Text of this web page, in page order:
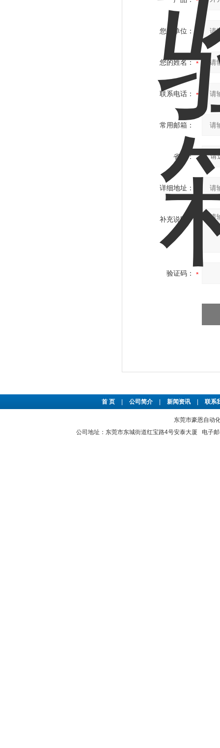
您的单位：
您的姓名：
联系电话：
常用邮箱：
省份：
详细地址：
补充说明：
验证码：
首 页 公司简介 新闻资讯 联系
东莞市豪恩自动
公司地址：东莞市东城街道红宝路4号安泰大厦 电子